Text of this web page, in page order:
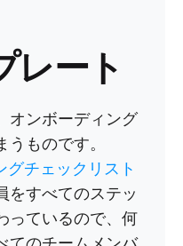
レート
オンボーディング
ものです。
チェックリスト
をすべてのステッ
っているので、何